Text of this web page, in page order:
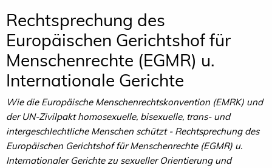
Rechtsprechung des
Europäischen Gerichtshof für
Menschenrechte (EGMR) u.
Internationale Gerichte
Wie die Europäische Menschenrechtskonvention (EMRK) und
der UN-Zivilpakt homosexuelle, bisexuelle, trans- und
intergeschlechtliche Menschen schützt - Rechtsprechung des
Europäischen Gerichtshof für Menschenrechte (EGMR) u.
Internationaler Gerichte zu sexueller Orientierung und